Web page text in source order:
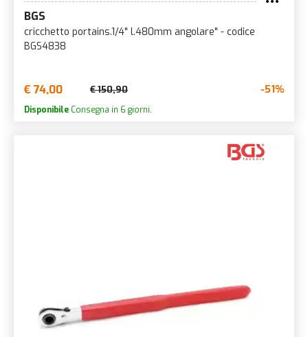
BGS
cricchetto portains.1/4" l.480mm angolare" - codice
BGS4838
€ 74,00 € 150,90 -51%
Disponibile Consegna in 6 giorni.